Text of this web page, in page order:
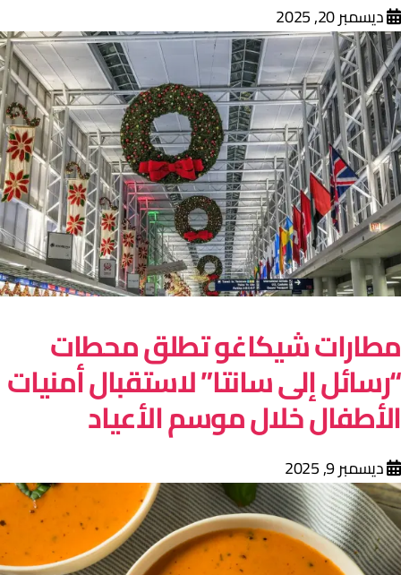
ديسمبر 20, 2025
شيكاغو تطلق محطات
إلى سانتا” لاستقبال أمنيات
خلال موسم الأعياد
ديسمبر 9, 2025